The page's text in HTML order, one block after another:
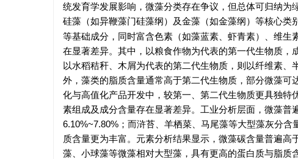
统发育学发展影响，微藻分类存在争议，但总体可归纳为
硅藻（如异鞭藻门硅藻纲）及金藻（如金藻纲）等核心类别
等基础成分，同时富含色素（如藻蓝素、虾青素）、维
在显著差异。其中，以粮食作物为代表的第一代生物质，
以水稻秸秆、木屑为代表的第二代生物质，则以纤维素
外，藻类的脂质含量通常高于第二代生物质，部分微藻
化与高值化产品开发中，较第一、第二代生物质更具独特
素组成及成分含量存在显著差异。工业分析层面，微藻普
6.10%~7.80%；而浒苔、羊栖菜、马尾藻等大型藻灰分
质含量更为丰富。元素分析结果显示，微藻碳含量普遍
藻、小球藻等微藻相对大型藻，具有更高的蛋白质与脂质